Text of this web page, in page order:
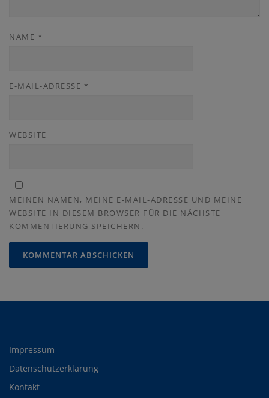
NAME *
E-MAIL-ADRESSE *
WEBSITE
MEINEN NAMEN, MEINE E-MAIL-ADRESSE UND MEINE
WEBSITE IN DIESEM BROWSER FÜR DIE NÄCHSTE
KOMMENTIERUNG SPEICHERN.
Impressum
Datenschutzerklärung
Kontakt